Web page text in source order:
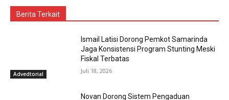
Berita Terkait
Advedtorial
Ismail Latisi Dorong Pemkot Samarinda
Jaga Konsistensi Program Stunting Meski
Fiskal Terbatas
Juli 18, 2026
Novan Dorong Sistem Pengaduan